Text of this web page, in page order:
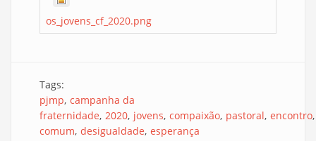
os_jovens_cf_2020.png
Tags:
pjmp campanha da
fraternidade 2020 jovens compaixão pastoral encontro
comum desigualdade esperança